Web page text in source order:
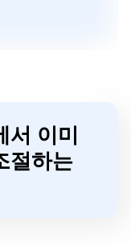
서 이미
절하는